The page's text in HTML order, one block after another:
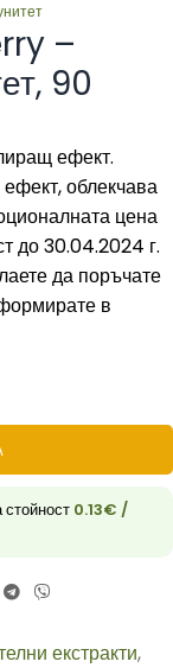
–
90
ефект.
облекчава
цена
до 30.04.2024 г.
да поръчате
в
0.13€ /
екстракти,